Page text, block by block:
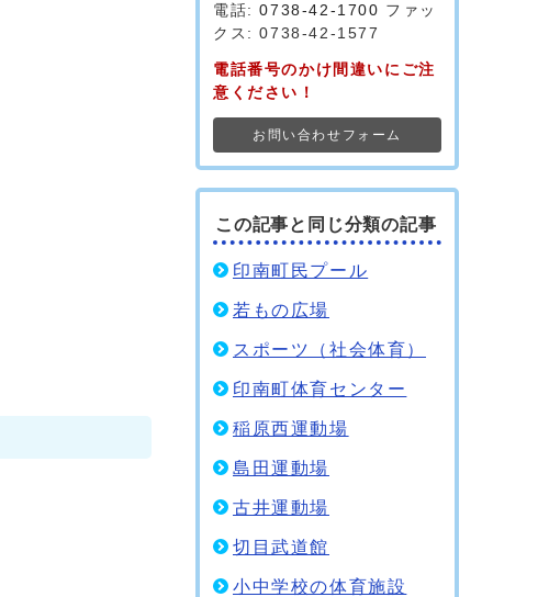
電話:0738-42-1700 ファッ
クス: 0738-42-1577
電話番号のかけ間違いにご注
意ください！
お問い合わせフォーム
この記事と同じ分類の記事
印南町民プール
若もの広場
スポーツ（社会体育）
印南町体育センター
稲原西運動場
島田運動場
古井運動場
切目武道館
小中学校の体育施設